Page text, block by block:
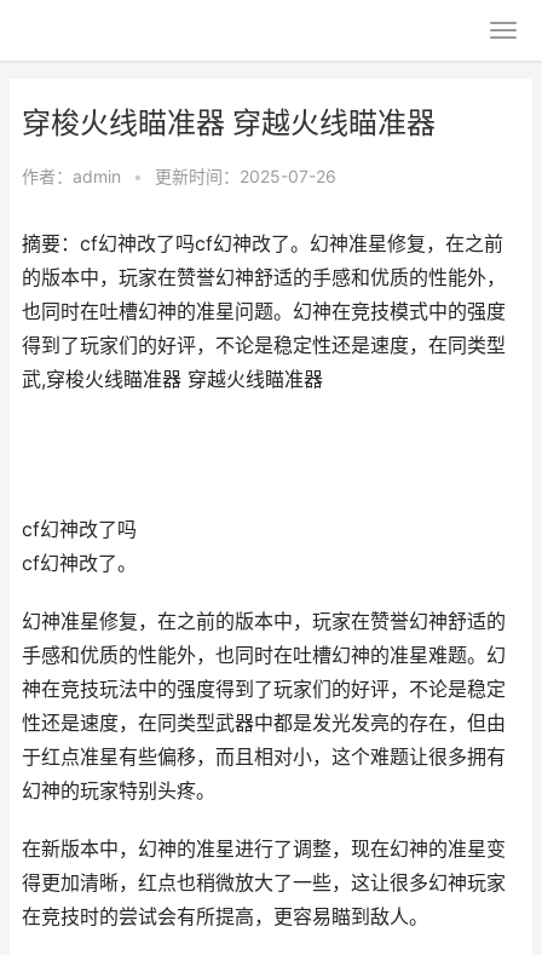
穿梭火线瞄准器 穿越火线瞄准器
作者： admin • 更新时间：2025-07-26
摘要：cf幻神改了吗cf幻神改了。幻神准星修复，在之前
的版本中，玩家在赞誉幻神舒适的手感和优质的性能外，
也同时在吐槽幻神的准星问题。幻神在竞技模式中的强度
得到了玩家们的好评，不论是稳定性还是速度，在同类型
武,穿梭火线瞄准器 穿越火线瞄准器
cf幻神改了吗
cf幻神改了。
幻神准星修复，在之前的版本中，玩家在赞誉幻神舒适的
手感和优质的性能外，也同时在吐槽幻神的准星难题。幻
神在竞技玩法中的强度得到了玩家们的好评，不论是稳定
性还是速度，在同类型武器中都是发光发亮的存在，但由
于红点准星有些偏移，而且相对小，这个难题让很多拥有
幻神的玩家特别头疼。
在新版本中，幻神的准星进行了调整，现在幻神的准星变
得更加清晰，红点也稍微放大了一些，这让很多幻神玩家
在竞技时的尝试会有所提高，更容易瞄到敌人。